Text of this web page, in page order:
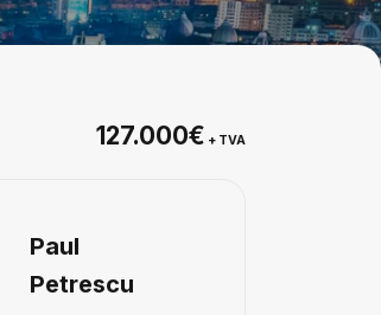
127.000€ + TVA
Paul
Petrescu